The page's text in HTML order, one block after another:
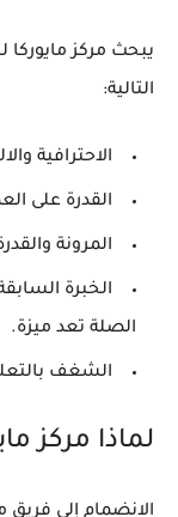
يبحث مركز
التالية:
الاحترافية
القدرة على
المرونة
الخبرة
الصلة تعد ميزة.
الشغف
لماذا مركز
الانضمام إلى